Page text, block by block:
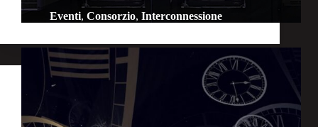
Eventi, Consorzio, Interconnessione